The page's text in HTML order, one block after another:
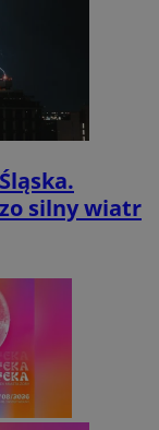
silny wiatr